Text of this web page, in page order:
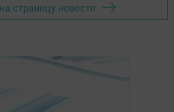
страницу новости